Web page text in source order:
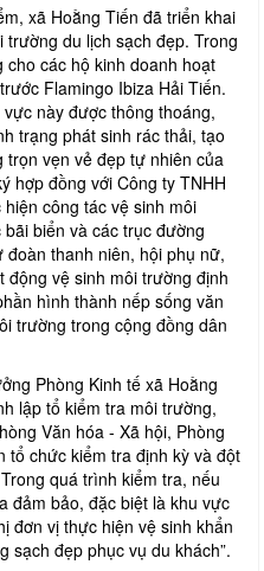
xã Hoằng Tiến đã triển khai
du lịch sạch đẹp. Trong
các hộ kinh doanh hoạt
Flamingo Ibiza Hải Tiến.
này được thông thoáng,
trạng phát sinh rác thải, tạo
vẹn vẻ đẹp tự nhiên của
hợp đồng với Công ty TNHH
công tác vệ sinh môi
biển và các trục đường
thanh niên, hội phụ nữ,
động vệ sinh môi trường định
hình thành nếp sống văn
trường trong cộng đồng dân
Phòng Kinh tế xã Hoằng
lập tổ kiểm tra môi trường,
Văn hóa - Xã hội, Phòng
tổ chức kiểm tra định kỳ và đột
quá trình kiểm tra, nếu
đảm bảo, đặc biệt là khu vực
đơn vị thực hiện vệ sinh khẩn
sạch đẹp phục vụ du khách”.